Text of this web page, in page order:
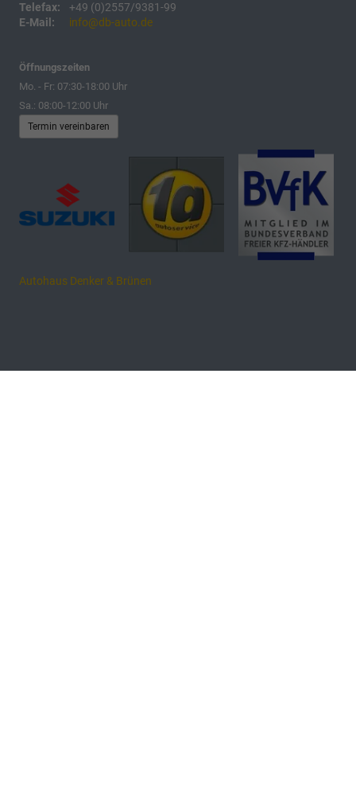
Telefax:
+49 (0)2557/9381-99
E-Mail:
info@db-auto.de
Öffnungszeiten
Mo. - Fr: 07:30-18:00 Uhr
Sa.: 08:00-12:00 Uhr
Termin vereinbaren
Autohaus Denker & Brünen